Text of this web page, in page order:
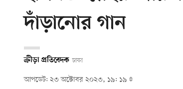
দাঁড়ানোর গান
ক্রীড়া প্রতিবেদক ঢাকা
আপডেট: ২৩ অক্টোবর ২০২৩, ১৯: ১৯